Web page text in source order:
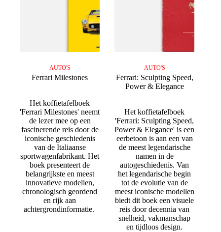
AUTO'S
Ferrari Milestones
Het koffietafelboek
'Ferrari Milestones' neemt
de lezer mee op een
fascinerende reis door de
iconische geschiedenis
van de Italiaanse
sportwagenfabrikant. Het
boek presenteert de
belangrijkste en meest
innovatieve modellen,
chronologisch geordend
en rijk aan
achtergrondinformatie.
AUTO'S
Ferrari: Sculpting Speed,
Power & Elegance
Het koffietafelboek
'Ferrari: Sculpting Speed,
Power & Elegance' is een
eerbetoon is aan een van
de meest legendarische
namen in de
autogeschiedenis. Van
het legendarische begin
tot de evolutie van de
meest iconische modellen
biedt dit boek een visuele
reis door decennia van
snelheid, vakmanschap
en tijdloos design.